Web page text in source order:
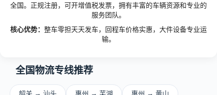
全国。正规注册，可开增值税发票，拥有丰富的车辆资源和专业的
服务团队。
核心优势： 整车零担天天发车，回程车价格实惠，大件设备专业运
输。
全国物流专线推荐